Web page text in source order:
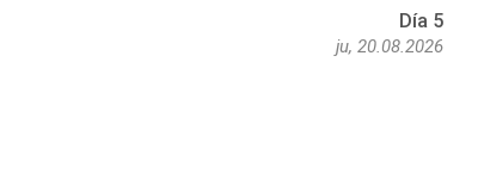
Día 5
ju, 20.08.2026